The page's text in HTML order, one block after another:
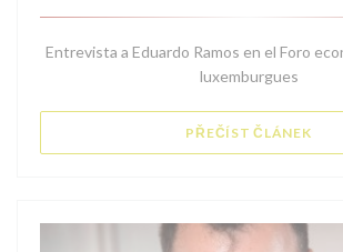
Entrevista a Eduardo Ramos en el Foro
luxemburgues
PŘEČÍST ČLÁNEK